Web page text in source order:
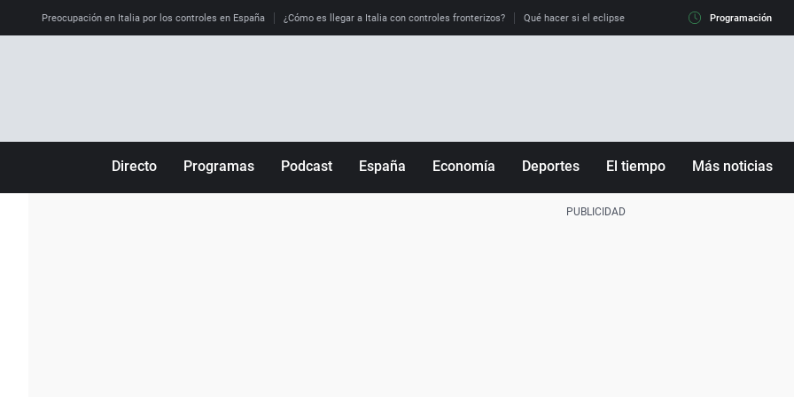
Preocupación en Italia por los controles en España ¿Cómo es llegar a Italia con controles fronterizos? Qué hacer si el eclipse me pilla conduciendo Qué tiempo
Programación
Directo Programas Podcast España Economía Deportes El tiempo Más noticias